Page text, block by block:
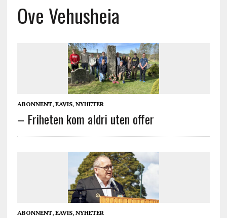
Ove Vehusheia
ABONNENT, EAVIS, NYHETER
– Friheten kom aldri uten offer
ABONNENT, EAVIS, NYHETER